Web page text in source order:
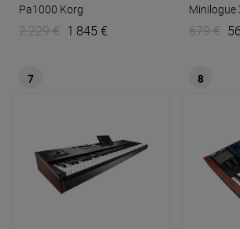
Pa1000 Korg
2 229 € 1 845 €
Minilogue
679 €
7 8